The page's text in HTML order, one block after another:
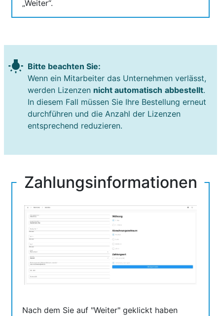
„Weiter“.
wb_incandescent Bitte beachten Sie:
Wenn ein Mitarbeiter das Unternehmen verlässt,
werden Lizenzen nicht automatisch abbestellt.
In diesem Fall müssen Sie Ihre Bestellung erneut
durchführen und die Anzahl der Lizenzen
entsprechend reduzieren.
Zahlungsinformationen
Nach dem Sie auf "Weiter" geklickt haben